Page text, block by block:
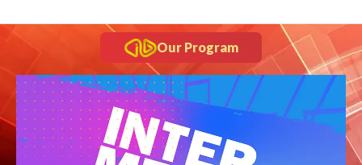
Our Program